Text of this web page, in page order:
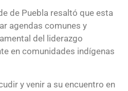
de Puebla resaltó que esta
agendas comunes y
del liderazgo
en comunidades indígenas
y venir a su encuentro en